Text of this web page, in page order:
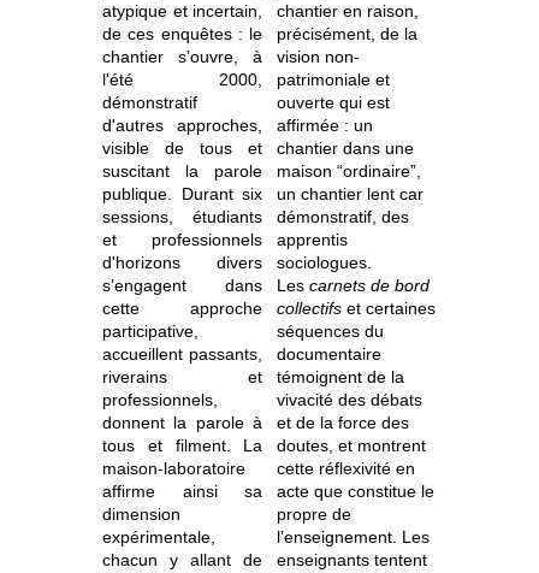
atypique et incertain,
de ces enquêtes : le
chantier s’ouvre, à
l'été 2000,
démonstratif
d'autres approches,
visible de tous et
suscitant la parole
publique. Durant six
sessions, étudiants
et professionnels
d'horizons divers
s’engagent dans
cette approche
participative,
accueillent passants,
riverains et
professionnels,
donnent la parole à
tous et filment. La
maison-laboratoire
affirme ainsi sa
dimension
expérimentale,
chacun y allant de
chantier en raison,
précisément, de la
vision non-
patrimoniale et
ouverte qui est
affirmée : un
chantier dans une
maison “ordinaire”,
un chantier lent car
démonstratif, des
apprentis
sociologues.
Les carnets de bord
collectifset certaines
séquences du
documentaire
témoignent de la
vivacité des débats
et de la force des
doutes, et montrent
cette réflexivité en
acte que constitue le
propre de
l’enseignement. Les
enseignants tentent